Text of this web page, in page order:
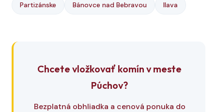
Partizánske Bánovce nad Bebravou Ilava
Chcete vložkovať komín v meste
Púchov?
Bezplatná obhliadka a cenová ponuka do